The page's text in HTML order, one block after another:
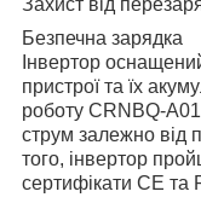
Захист від
Безпечна зарядка
Інвертор
пристрої та їх
роботу CRNBQ-
струм залежно від
того, інвертор
сертифікати CE та